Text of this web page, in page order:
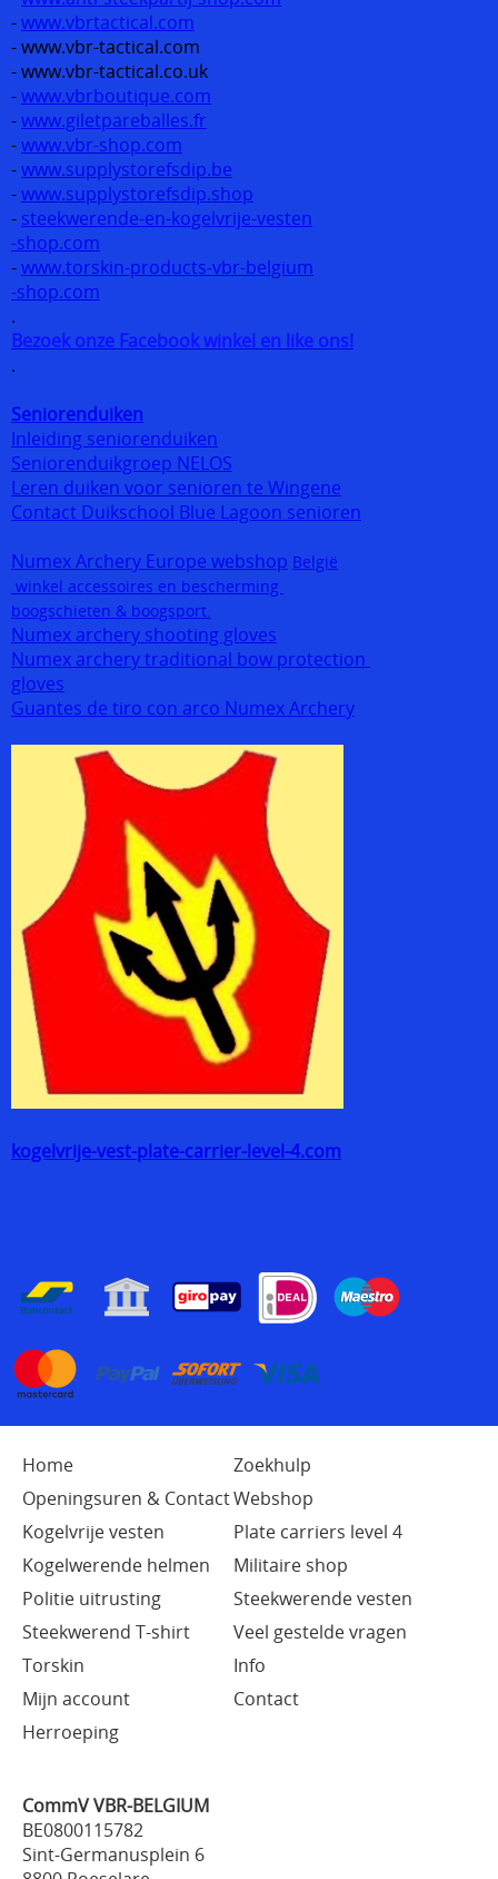
-www.vbrtactical.com
- www.vbr-tactical.com
- www.vbr-tactical.co.uk
-www.vbrboutique.com
-www.giletpareballes.fr
-www.vbr-shop.com
-www.supplystorefsdip.be
-www.supplystorefsdip.shop
- steekwerende-en-kogelvrije-vesten
-shop.com
-www.torskin-products-vbr-belgium
-shop.com
.
Bezoek onze Facebook winkel en like ons!
.
Seniorenduiken
Inleiding seniorenduiken
Seniorenduikgroep NELOS
Leren duiken voor senioren te Wingene
Contact Duikschool Blue Lagoon senioren
Numex Archery Europe webshop België
winkel accessoires en bescherming
boogschieten & boogsport.
Numex archery shooting gloves
Numex archery traditional bow protection
gloves
Guantes de tiro con arco Numex Archery
kogelvrije-vest-plate-carrier-level-4.com
Home
Zoekhulp
Openingsuren & ContactWebshop
Kogelvrije vesten
Plate carriers level 4
Kogelwerende helmen
Militaire shop
Politie uitrusting
Steekwerende vesten
Steekwerend T-shirt
Veel gestelde vragen
Torskin
Info
Mijn account
Contact
Herroeping
CommV VBR-BELGIUM
BE0800115782
Sint-Germanusplein 6